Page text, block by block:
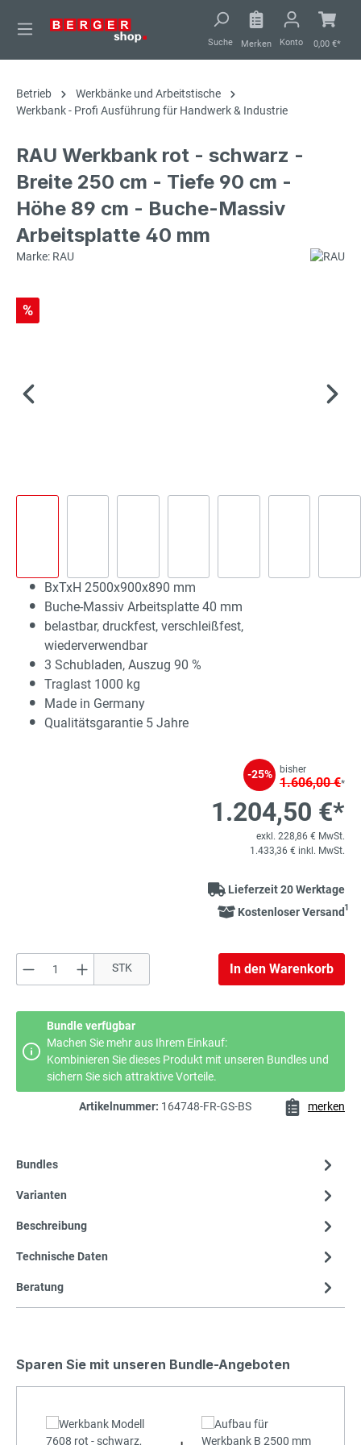
springen
Suche Merken Konto 0,00 €*
Betrieb
Werkbänke und Arbeitstische
Werkbank - Profi Ausführung für Handwerk & Industrie
RAU Werkbank rot - schwarz -
Breite 250 cm - Tiefe 90 cm -
Höhe 89 cm - Buche-Massiv
Arbeitsplatte 40 mm
Marke: RAU
%
BxTxH 2500x900x890 mm
Buche-Massiv Arbeitsplatte 40 mm
belastbar, druckfest, verschleißfest,
wiederverwendbar
3 Schubladen, Auszug 90 %
Traglast 1000 kg
Made in Germany
Qualitätsgarantie 5 Jahre
-25% bisher
1.606,00 €*
1.204,50 €*
exkl. 228,86 € MwSt.
1.433,36 € inkl. MwSt.
Lieferzeit 20 Werktage
Kostenloser Versand1
Produkt Anzahl: Gib den gewünschten
STK In den Warenkorb
Bundle verfügbar
Machen Sie mehr aus Ihrem Einkauf:
Kombinieren Sie dieses Produkt mit unseren Bundles und
sichern Sie sich attraktive Vorteile.
Artikelnummer: 164748-FR-GS-BS merken
Bundles
Varianten
Beschreibung
Technische Daten
Beratung
Sparen Sie mit unseren Bundle-Angeboten